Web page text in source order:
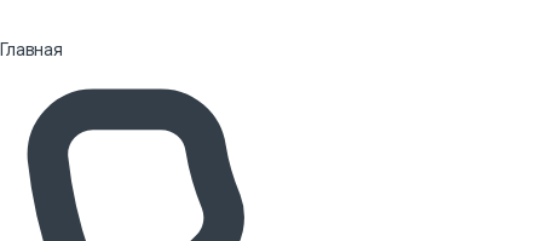
Главная